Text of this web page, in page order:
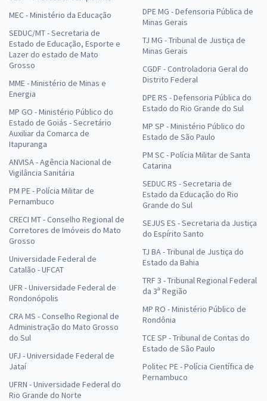
MEC - Ministério da Educação
SEDUC/MT - Secretaria de
Estado de Educação, Esporte e
Lazer do estado de Mato
Grosso
MME - Ministério de Minas e
Energia
MP GO - Ministério Público do
Estado de Goiás - Secretário
Auxiliar da Comarca de
Itapuranga
ANVISA - Agência Nacional de
Vigilância Sanitária
PM PE - Polícia Militar de
Pernambuco
CRECI MT - Conselho Regional de
Corretores de Imóveis do Mato
Grosso
Universidade Federal de
Catalão - UFCAT
UFR - Universidade Federal de
Rondonópolis
CRA MS - Conselho Regional de
Administração do Mato Grosso
do Sul
UFJ - Universidade Federal de
Jataí
UFRN - Universidade Federal do
Rio Grande do Norte
DPE MG - Defensoria Pública de
Minas Gerais
TJ MG - Tribunal de Justiça de
Minas Gerais
CGDF - Controladoria Geral do
Distrito Federal
DPE RS - Defensoria Pública do
Estado do Rio Grande do Sul
MP SP - Ministério Público do
Estado de São Paulo
PM SC - Polícia Militar de Santa
Catarina
SEDUC RS - Secretaria de
Estado da Educação do Rio
Grande do Sul
SEJUS ES - Secretaria da Justiça
do Espírito Santo
TJ BA - Tribunal de Justiça do
Estado da Bahia
TRF 3 - Tribunal Regional Federal
da 3ª Região
MP RO - Ministério Público de
Rondônia
TCE SP - Tribunal de Contas do
Estado de São Paulo
Politec PE - Polícia Científica de
Pernambuco